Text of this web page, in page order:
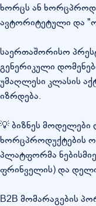
ხორცს ან
ავტორიტეტული და
საერთაშორისო
გენერიკული
უმაღლესი კლასის
იზრდება.
💡 ბიზნეს მოდელები
ხორცპროდუქტების
პლატფორმა
ფრინველის) და
B2B მომარაგების